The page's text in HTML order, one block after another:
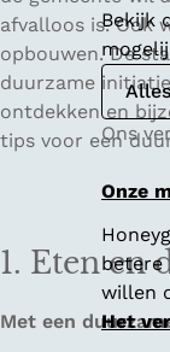
Bekijk
Ons
Onze
betere
willen
Het
afvalloos is. Ook
opbouwen. De
duurzame
ontdekken en
tips voor een
1. Eten en
Met een